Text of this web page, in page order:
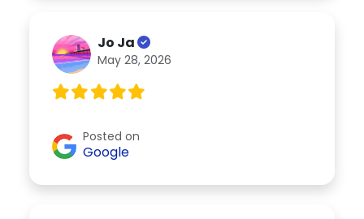
Jo Ja
May 28, 2026
Posted on
Google